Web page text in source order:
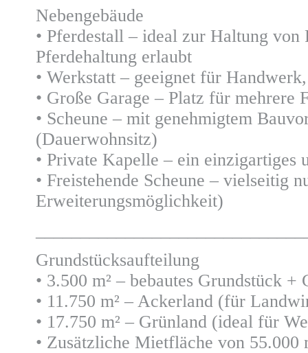
Nebengebäude
• Pferdestall – ideal zur Haltung von
Pferdehaltung erlaubt
• Werkstatt – geeignet für
• Große Garage – Platz für mehrere
• Scheune – mit genehmigtem
(Dauerwohnsitz)
• Private Kapelle – ein einzigartiges
• Freistehende Scheune – vielseitig
Erweiterungsmöglichkeit)
Grundstücksaufteilung
• 3.500 m² – bebautes Grundstück +
• 11.750 m² – Ackerland (für
• 17.750 m² – Grünland (ideal für
• Zusätzliche Mietfläche von 55.000